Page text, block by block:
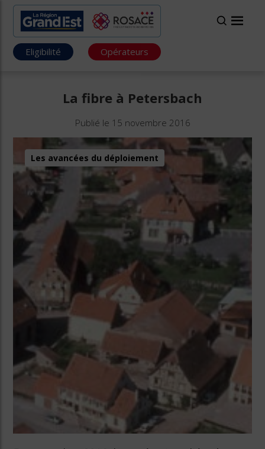
Eligibilité Opérateurs
La fibre à Petersbach
Publié le 15 novembre 2016
Les avancées du déploiement